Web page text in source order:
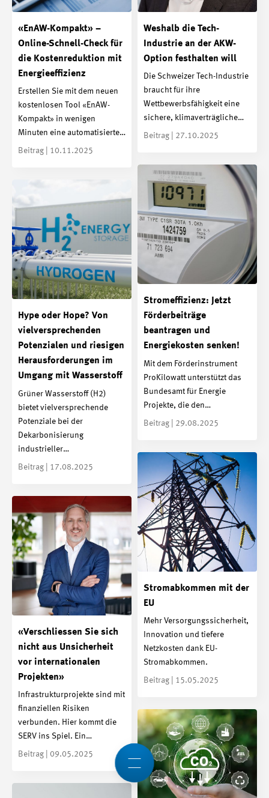
«EnAW-Kompakt» –
Online-Schnell-Check für
die Kostenreduktion mit
Energieeffizienz
Erstellen Sie mit dem neuen
kostenlosen Tool «EnAW-
Kompakt» in wenigen
Minuten eine automatisierte…
Beitrag | 10.11.2025
Weshalb die Tech-
Industrie an der AKW-
Option festhalten will
Die Schweizer Tech-Industrie
braucht für ihre
Wettbewerbsfähigkeit eine
sichere, klimaverträgliche…
Beitrag | 27.10.2025
Stromeffizienz: Jetzt
Förderbeiträge
beantragen und
Energiekosten senken!
Mit dem Förderinstrument
ProKilowatt unterstützt das
Bundesamt für Energie
Projekte, die den…
Beitrag | 29.08.2025
Hype oder Hope? Von
vielversprechenden
Potenzialen und riesigen
Herausforderungen im
Umgang mit Wasserstoff
Grüner Wasserstoff (H2)
bietet vielversprechende
Potenziale bei der
Dekarbonisierung
industrieller…
Beitrag | 17.08.2025
Stromabkommen mit der
EU
Mehr Versorgungssicherheit,
Innovation und tiefere
Netzkosten dank EU-
Stromabkommen.
Beitrag | 15.05.2025
«Verschliessen Sie sich
nicht aus Unsicherheit
vor internationalen
Projekten»
Infrastrukturprojekte sind mit
finanziellen Risiken
verbunden. Hier kommt die
SERV ins Spiel. Ein…
Beitrag | 09.05.2025